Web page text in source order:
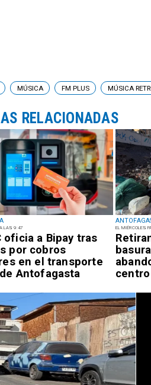
LAS 9:47
oficia a Bipay tras
por cobros
en el transporte
Antofagasta
EL MIÉRCOLES
MÚSICA FM PLUS MÚSICA
RELACIONADAS